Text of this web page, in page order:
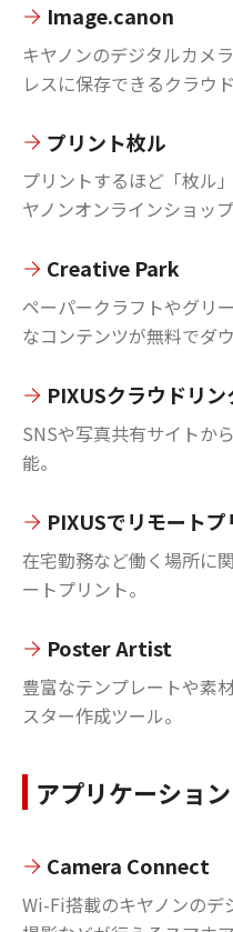
Image.canon
キヤノンのデジタルカメ
レスに保存できるクラウ
プリント枚ル
プリントするほど「枚ル
ヤノンオンラインショッ
Creative Park
ペーパークラフトやグリ
なコンテンツが無料でダ
PIXUSクラウドリン
SNSや写真共有サイトか
能。
PIXUSでリモートプ
在宅勤務など働く場所に
ートプリント。
Poster Artist
豊富なテンプレートや素
スター作成ツール。
アプリケーション
Camera Connect
Wi-Fi搭載のキヤノンのデ